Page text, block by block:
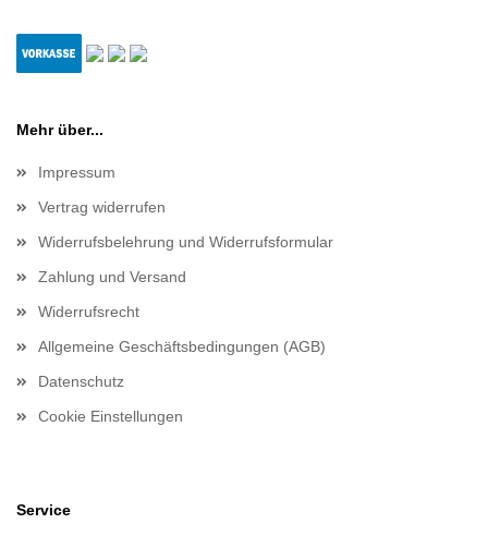
Mehr über...
Impressum
Vertrag widerrufen
Widerrufsbelehrung und Widerrufsformular
Zahlung und Versand
Widerrufsrecht
Allgemeine Geschäftsbedingungen (AGB)
Datenschutz
Cookie Einstellungen
Service